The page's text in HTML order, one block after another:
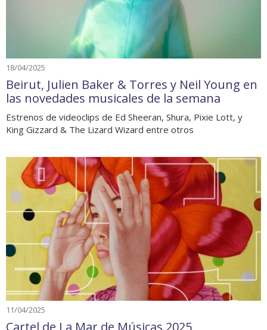
18/04/2025
Beirut, Julien Baker & Torres y Neil Young en
las novedades musicales de la semana
Estrenos de videoclips de Ed Sheeran, Shura, Pixie Lott, y
King Gizzard & The Lizard Wizard entre otros
11/04/2025
Cartel de La Mar de Músicas 2025